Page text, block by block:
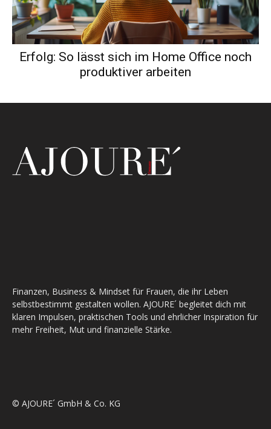
Erfolg: So lässt sich im Home Office noch
produktiver arbeiten
Finanzen, Business & Mindset für Frauen, die ihr Leben
selbstbestimmt gestalten wollen. AJOURE´ begleitet dich mit
klaren Impulsen, praktischen Tools und ehrlicher Inspiration für
mehr Freiheit, Mut und finanzielle Stärke.
© AJOURE´ GmbH & Co. KG